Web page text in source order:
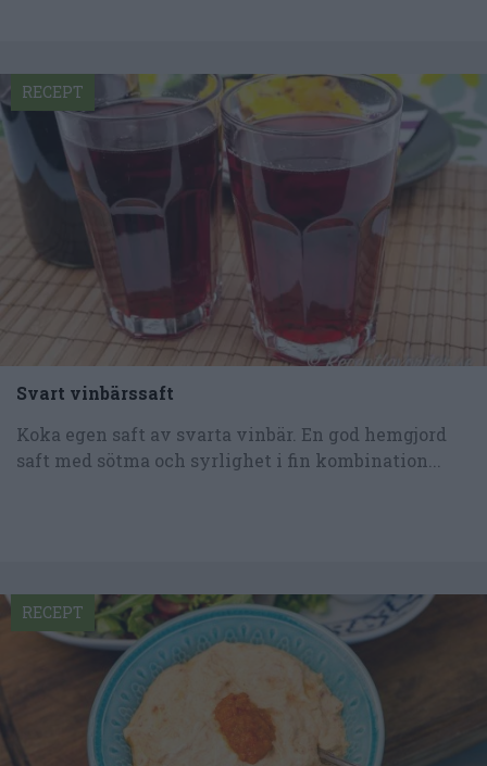
Svart vinbärssaft
Koka egen saft av svarta vinbär. En god hemgjord
saft med sötma och syrlighet i fin kombination...
RECEPT
RECEPT